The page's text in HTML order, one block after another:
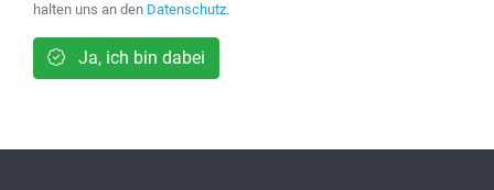
halten uns an den Datenschutz.
Ja, ich bin dabei